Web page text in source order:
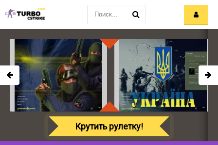
Крутить рулетку!